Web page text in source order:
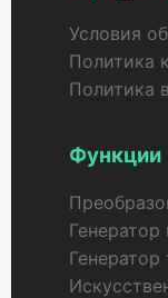
Условия
Политика
Политика
Функции